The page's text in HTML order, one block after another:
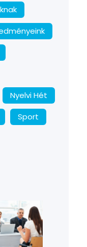
Nyelvi Hét
Sport